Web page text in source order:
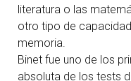
literatura o las
otro tipo de
memoria.
Binet fue uno de los
absoluta de los tests